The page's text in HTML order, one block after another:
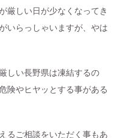
厳しい日が少なくなってき
いらっしゃいますが、やは
しい長野県は凍結するの
険やヒヤッとする事がある
るご相談をいただく事もあ